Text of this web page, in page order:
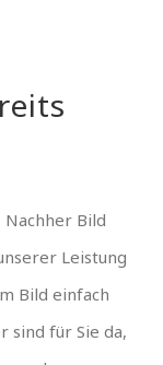
Bild
Leistung
Bild einfach
sind für Sie da,